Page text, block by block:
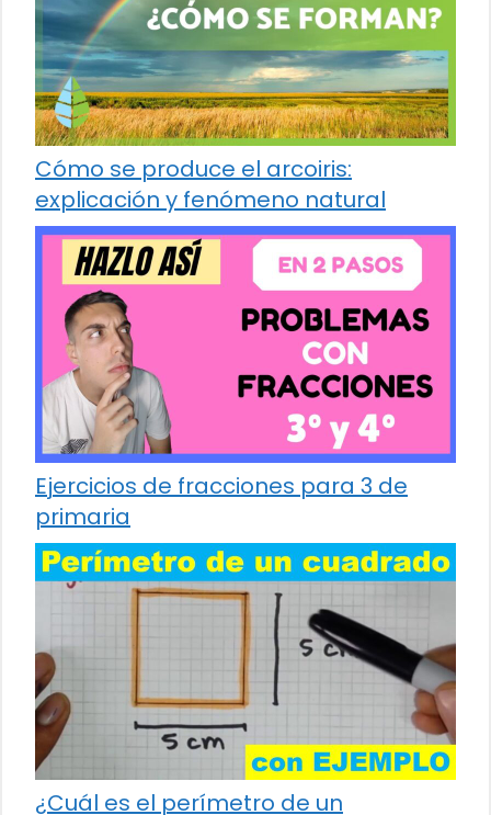
Cómo se produce el arcoiris:
explicación y fenómeno natural
Ejercicios de fracciones para 3 de
primaria
¿Cuál es el perímetro de un